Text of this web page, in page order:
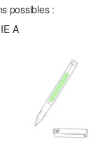
possibles :
A